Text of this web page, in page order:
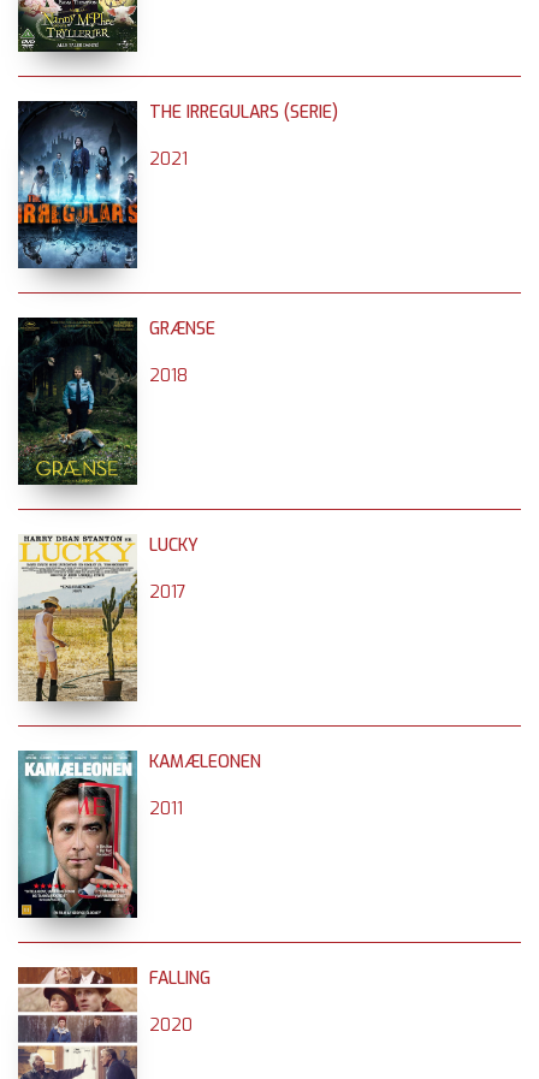
THE IRREGULARS (SERIE)
2021
GRÆNSE
2018
LUCKY
2017
KAMÆLEONEN
2011
FALLING
2020